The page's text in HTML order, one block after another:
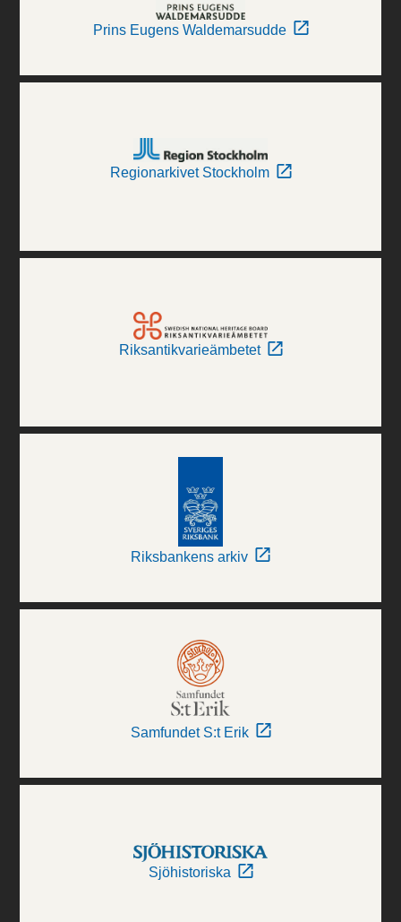
Prins Eugens Waldemarsudde
Regionarkivet Stockholm
Riksantikvarieämbetet
Riksbankens arkiv
Samfundet S:t Erik
Sjöhistoriska